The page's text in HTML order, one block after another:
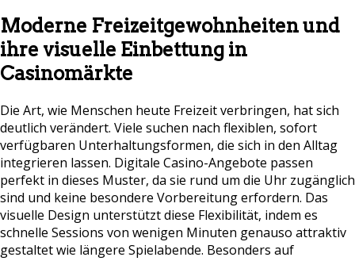
Moderne Freizeitgewohnheiten und
ihre visuelle Einbettung in
Casinomärkte
Die Art, wie Menschen heute Freizeit verbringen, hat sich
deutlich verändert. Viele suchen nach flexiblen, sofort
verfügbaren Unterhaltungsformen, die sich in den Alltag
integrieren lassen. Digitale Casino-Angebote passen
perfekt in dieses Muster, da sie rund um die Uhr zugänglich
sind und keine besondere Vorbereitung erfordern. Das
visuelle Design unterstützt diese Flexibilität, indem es
schnelle Sessions von wenigen Minuten genauso attraktiv
gestaltet wie längere Spielabende. Besonders auf